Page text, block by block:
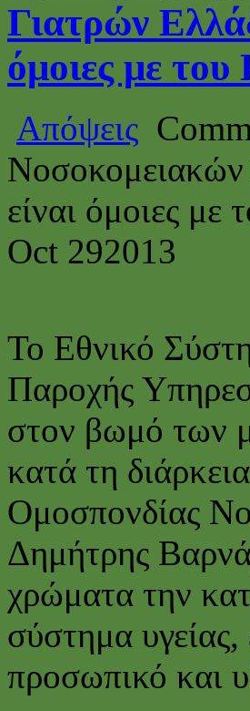
Γιατρών
όμοιες με
Απόψεις
Νοσοκομειακών
είναι όμοιες με
Oct 292013
Το Εθνικό
Παροχής
στον βωμό των
κατά τη
Ομοσπονδίας
Δημήτρης
χρώματα την
σύστημα
προσωπικό και